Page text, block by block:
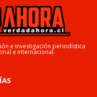
e investigación periodística
e internacional.